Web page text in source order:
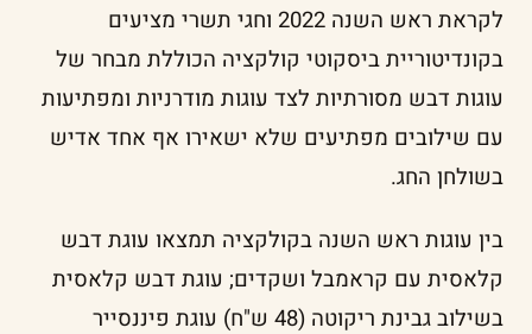
לקראת ראש השנה 2022 וחגי תשרי מציעים
בקונדיטוריית ביסקוטי קולקציה הכוללת מבחר של
עוגות דבש מסורתיות לצד עוגות מודרניות ומפתיעות
עם שילובים מפתיעים שלא ישאירו אף אחד אדיש
בשולחן החג.
בין עוגות ראש השנה בקולקציה תמצאו עוגת דבש
קלאסית עם קראמבל ושקדים; עוגת דבש קלאסית
בשילוב גבינת ריקוטה (48 ש"ח) עוגת פיננסייר